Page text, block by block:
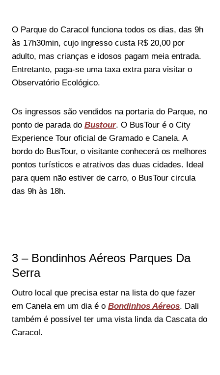
O Parque do Caracol funciona todos os dias, das 9h
às 17h30min, cujo ingresso custa R$ 20,00 por
adulto, mas crianças e idosos pagam meia entrada.
Entretanto, paga-se uma taxa extra para visitar o
Observatório Ecológico.
Os ingressos são vendidos na portaria do Parque, no
ponto de parada do Bustour. O BusTour é o City
Experience Tour oficial de Gramado e Canela. A
bordo do BusTour, o visitante conhecerá os melhores
pontos turísticos e atrativos das duas cidades. Ideal
para quem não estiver de carro, o BusTour circula
das 9h às 18h.
3 – Bondinhos Aéreos Parques Da
Serra
Outro local que precisa estar na lista do que fazer
em Canela em um dia é o Bondinhos Aéreos. Dali
também é possível ter uma vista linda da Cascata do
Caracol.